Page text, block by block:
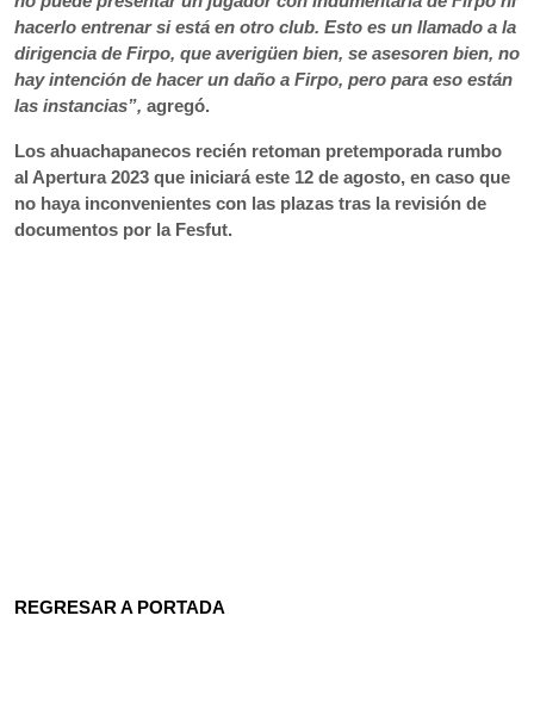
hacerlo entrenar si está en otro club. Esto es un llamado a la
dirigencia de Firpo, que averigüen bien, se asesoren bien, no
hay intención de hacer un daño a Firpo, pero para eso están
las instancias”, agregó.
Los ahuachapanecos recién retoman pretemporada rumbo
al Apertura 2023 que iniciará este 12 de agosto, en caso que
no haya inconvenientes con las plazas tras la revisión de
documentos por la Fesfut.
REGRESAR A PORTADA